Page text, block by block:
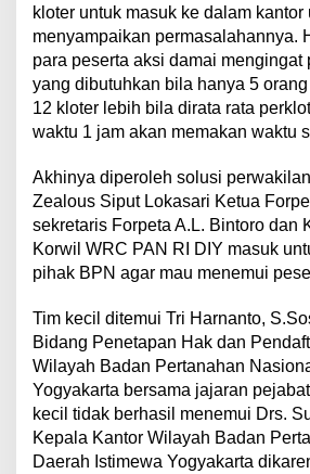
a
h
F
o
r
p
e
a
N
K
R
I
kloter untuk masuk ke dalam kantor
menyampaikan permasalahannya.
para peserta aksi damai mengingat
yang dibutuhkan bila hanya 5
12 kloter lebih bila dirata rata
waktu 1 jam akan memakan waktu
Akhinya diperoleh solusi
Zealous Siput Lokasari Ketua
sekretaris Forpeta A.L. Bintoro dan
Korwil WRC PAN RI DIY masuk
pihak BPN agar mau menemui
Tim kecil ditemui Tri Harnanto,
Bidang Penetapan Hak dan
Wilayah Badan Pertanahan
Yogyakarta bersama jajaran
kecil tidak berhasil menemui Drs.
Kepala Kantor Wilayah Badan
Daerah Istimewa Yogyakarta